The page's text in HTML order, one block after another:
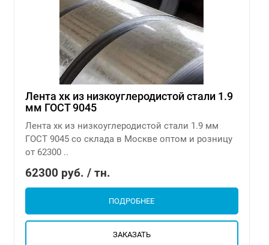
Лента хк из низкоуглеродистой стали 1.9
мм ГОСТ 9045
Лента хк из низкоуглеродистой стали 1.9 мм
ГОСТ 9045 со склада в Москве оптом и розницу
от 62300 ..
62300 руб. / тн.
ПОДРОБНЕЕ
ЗАКАЗАТЬ